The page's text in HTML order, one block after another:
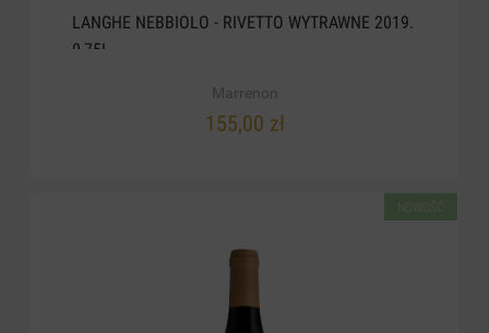
LANGHE NEBBIOLO - RIVETTO WYTRAWNE 2019.
0,75L
Marrenon
155,00 zł
NOWOŚĆ